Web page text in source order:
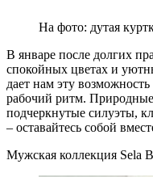
На фото: дутая
В январе после долгих
спокойных цветах и
дает нам эту
рабочий ритм.
подчеркнутые силуэты,
– оставайтесь собой
Мужская коллекция Sela